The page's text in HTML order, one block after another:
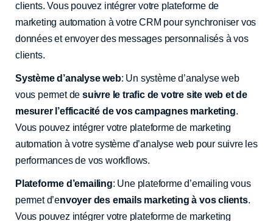
clients. Vous pouvez intégrer votre plateforme de
marketing automation à votre CRM pour synchroniser vos
données et envoyer des messages personnalisés à vos
clients.
Système d’analyse web: Un système d’analyse web
vous permet desuivre le trafic de votre site web et de
mesurer l’efficacité de vos campagnes marketing.
Vous pouvez intégrer votre plateforme de marketing
automation à votre système d’analyse web pour suivre les
performances de vos workflows.
Plateforme d’emailing: Une plateforme d’emailing vous
permet d’envoyer des emails marketing à vos clients.
Vous pouvez intégrer votre plateforme de marketing